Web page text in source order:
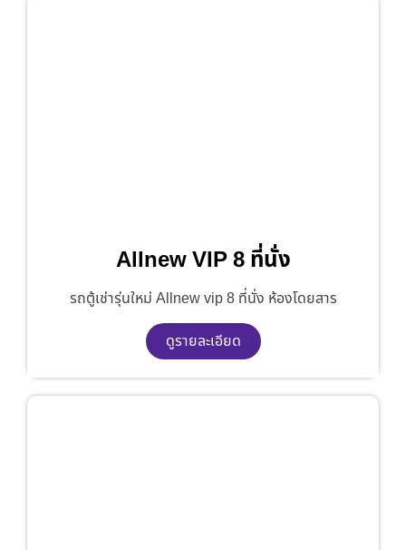
Allnew VIP 8 ที่นั่ง
รถตู้เช่ารุ่นใหม่ Allnew vip 8 ที่นั่ง ห้องโดยสาร
ดูรายละเอียด